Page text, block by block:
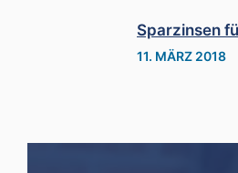
Sparzinsen
11. MÄRZ 2018